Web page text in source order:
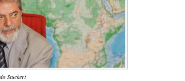
Stuckert